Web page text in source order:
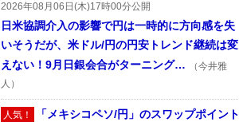
2026年08月06日(木)17時00分公開
日米協調介入の影響で円は一時的に方向感を失
いそうだが、米ドル/円の円安トレンド継続は変
えない！9月日銀会合がターニング…
（今井雅
人）
人気！ 「メキシコペソ/円」のスワップポイント